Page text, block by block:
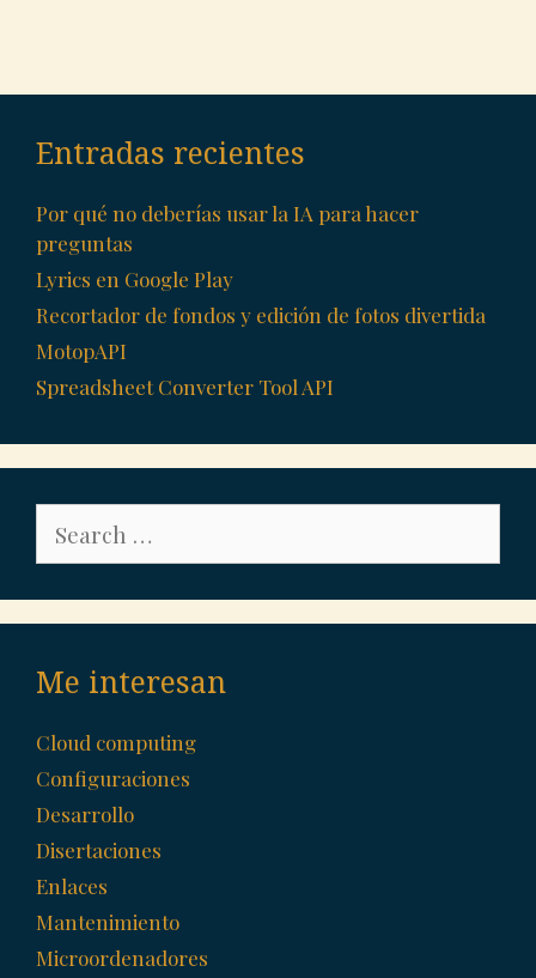
Entradas recientes
Por qué no deberías usar la IA para hacer
preguntas
Lyrics en Google Play
Recortador de fondos y edición de fotos divertida
MotopAPI
Spreadsheet Converter Tool API
for:
Me interesan
Cloud computing
Configuraciones
Desarrollo
Disertaciones
Enlaces
Mantenimiento
Microordenadores